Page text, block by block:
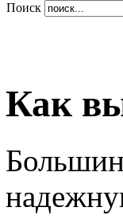
Поиск
Как